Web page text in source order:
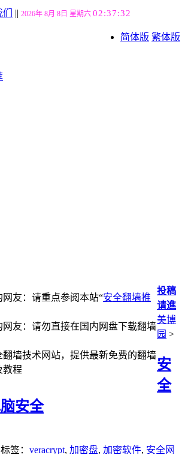
|| 2026年 8月 8日 星期六 02:37:33
简体版 繁体版
网友：请重点参阅本站“安全翻墙推
网友：请勿直接在国内网盘下载翻墙
翻墙技术网站，提供最新免费的翻墙
教程
投稿
请進
美博
园 >
安
全
安全
标签： veracrypt, 加密盘, 加密软件, 安全网